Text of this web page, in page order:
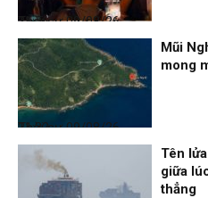
Thời sự
09/08/26, 21:56
Thời sự
09/08/26, 21:32
Mũi
mong
Tên
giữa
thẳng